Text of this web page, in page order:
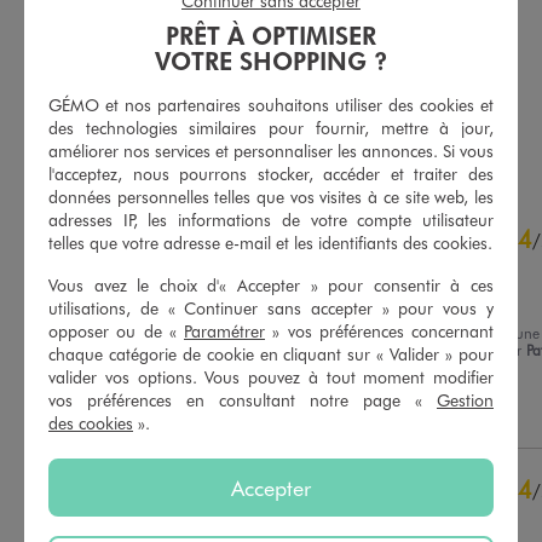
Polaire sans manches à col montant homme - Roadsign
27,99 €
Existe en taille +
AJOUTER AU PANIER
Pantalon de jogging avec poches zippées homme
29,99 €
Existe en taille +
4.5/5 de moyenne
AJOUTER AU PANIER
4.4/5
Basé sur12 avis soumis à un
contrôle
Voir tous les avis sur ce site
4
0
4/
PRODUIT CORRECT
Avis du24/07/2026 , suite à une
expérience du11/07/2026 par
C.
Utile(0) Signaler
4/
Avis vérifié et récompensé
PRÊT À OPTIMISER
VOTRE SHOPPING ?
GÉMO et nos partenaires souhaitons utiliser des cookies et
des technologies similaires pour fournir, mettre à jour,
améliorer nos services et personnaliser les annonces. Si vous
l'acceptez, nous pourrons stocker, accéder et traiter des
données personnelles telles que vos visites à ce site web, les
adresses IP, les informations de votre compte utilisateur
telles que votre adresse e-mail et les identifiants des cookies.
Vous avez le choix d'« Accepter » pour consentir à ces
utilisations, de « Continuer sans accepter » pour vous y
opposer ou de « Paramétrer » vos préférences concernant
chaque catégorie de cookie en cliquant sur « Valider » pour
valider vos options. Vous pouvez à tout moment modifier
vos préférences en consultant notre page « Gestion
des cookies ».
Accepter